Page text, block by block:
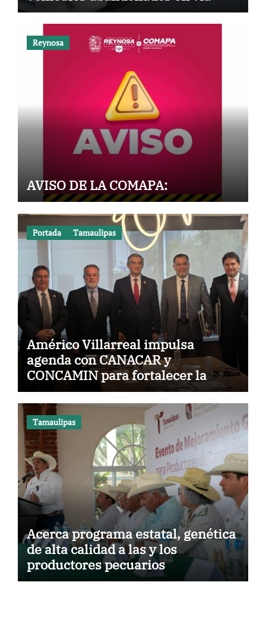
pública
Reynosa
AVISO DE LA COMAPA:
Portada Tamaulipas
Américo Villarreal impulsa
agenda con CANACAR y
CONCAMIN para fortalecer la
competitividad de Tamaulipas
Tamaulipas
Acerca programa estatal, genética
de alta calidad a las y los
productores pecuarios